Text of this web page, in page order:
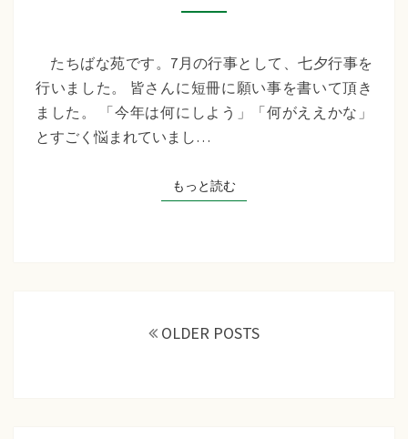
な
『七
夕
行
たちばな苑です。7月の行事として、七夕行事を
行いました。 皆さんに短冊に願い事を書いて頂き
ました。 「今年は何にしよう」「何がええかな」
とすごく悩まれていまし…
もっと読むもっと読む
OLDER POSTS